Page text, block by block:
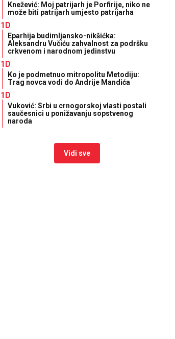
Knežević: Moj patrijarh je Porfirije, niko ne
može biti patrijarh umjesto patrijarha
1D
Eparhija budimljansko-nikšićka:
Aleksandru Vučiću zahvalnost za podršku
crkvenom i narodnom jedinstvu
1D
Ko je podmetnuo mitropolitu Metodiju:
Trag novca vodi do Andrije Mandića
1D
Vuković: Srbi u crnogorskoj vlasti postali
saučesnici u ponižavanju sopstvenog
naroda
Vidi sve